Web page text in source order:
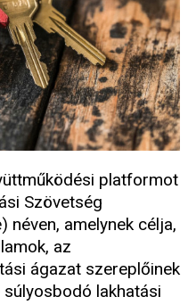
platformot
Szövetség
néven, amelynek célja,
az
ágazat szereplőinek
lakhatási